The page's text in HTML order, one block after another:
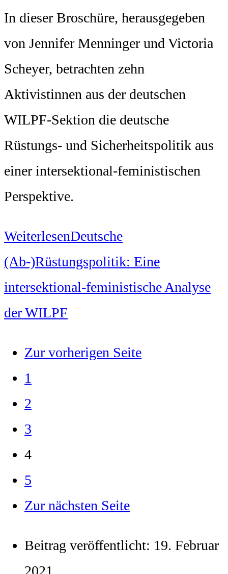
In dieser Broschüre, herausgegeben
von Jennifer Menninger und Victoria
Scheyer, betrachten zehn
Aktivistinnen aus der deutschen
WILPF-Sektion die deutsche
Rüstungs- und Sicherheitspolitik aus
einer intersektional-feministischen
Perspektive.
WeiterlesenDeutsche
(Ab-)Rüstungspolitik: Eine
intersektional-feministische Analyse
der WILPF
Zur vorherigen Seite
1
2
3
4
5
Zur nächsten Seite
Beitrag veröffentlicht: 19. Februar
2021